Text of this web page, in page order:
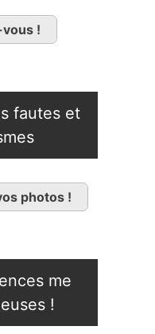
!
fautes et
photos !
me
!